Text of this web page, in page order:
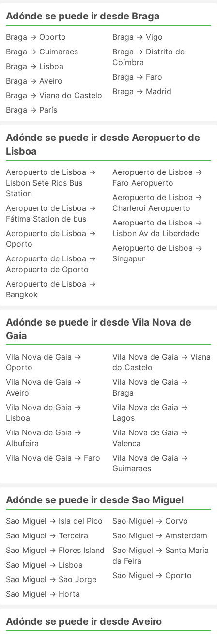
Adónde se puede ir desde Braga
Braga → Oporto
Braga → Guimaraes
Braga → Lisboa
Braga → Aveiro
Braga → Viana do Castelo
Braga → París
Braga → Vigo
Braga → Distrito de
Coímbra
Braga → Faro
Braga → Madrid
Adónde se puede ir desde Aeropuerto de
Lisboa
Aeropuerto de Lisboa →
Lisbon Sete Rios Bus
Station
Aeropuerto de Lisboa →
Fátima Station de bus
Aeropuerto de Lisboa →
Oporto
Aeropuerto de Lisboa →
Aeropuerto de Oporto
Aeropuerto de Lisboa →
Bangkok
Aeropuerto de Lisboa →
Faro Aeropuerto
Aeropuerto de Lisboa →
Charleroi Aeropuerto
Aeropuerto de Lisboa →
Lisbon Av da Liberdade
Aeropuerto de Lisboa →
Singapur
Adónde se puede ir desde Vila Nova de
Gaia
Vila Nova de Gaia →
Oporto
Vila Nova de Gaia →
Aveiro
Vila Nova de Gaia →
Lisboa
Vila Nova de Gaia →
Albufeira
Vila Nova de Gaia → Faro
Vila Nova de Gaia → Viana
do Castelo
Vila Nova de Gaia →
Braga
Vila Nova de Gaia →
Lagos
Vila Nova de Gaia →
Valenca
Vila Nova de Gaia →
Guimaraes
Adónde se puede ir desde Sao Miguel
Sao Miguel → Isla del Pico
Sao Miguel → Terceira
Sao Miguel → Flores Island
Sao Miguel → Lisboa
Sao Miguel → Sao Jorge
Sao Miguel → Horta
Sao Miguel → Corvo
Sao Miguel → Amsterdam
Sao Miguel → Santa Maria
da Feira
Sao Miguel → Oporto
Adónde se puede ir desde Aveiro